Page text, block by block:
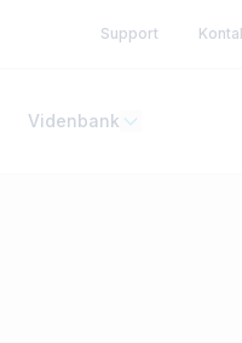
Support
Videnbank